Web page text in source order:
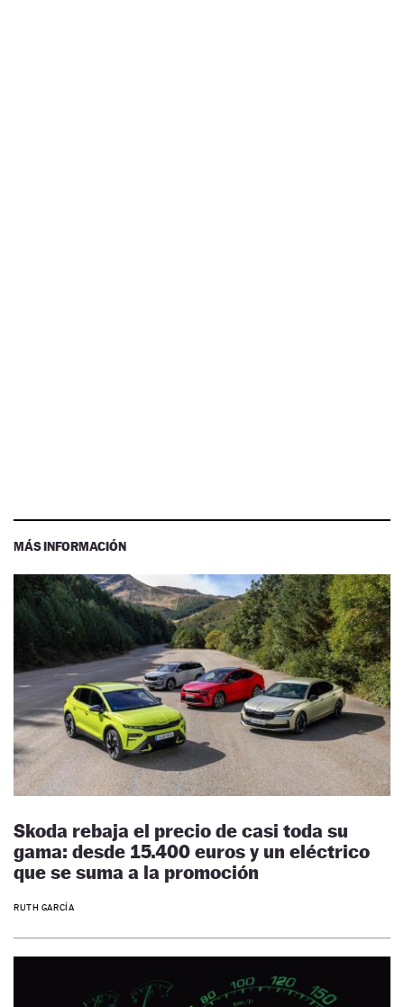
MÁS INFORMACIÓN
Skoda rebaja el precio de casi toda su
gama: desde 15.400 euros y un eléctrico
que se suma a la promoción
RUTH GARCÍA